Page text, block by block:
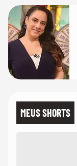
MEUS SHORTS